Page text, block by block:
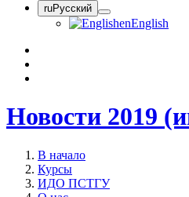
ruРусский
enEnglish
Новости 2019
В начало
Курсы
ИДО ПСТГУ